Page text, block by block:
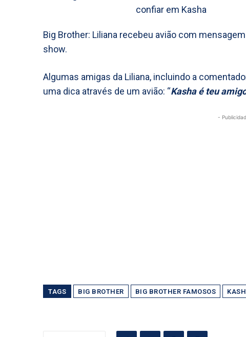
Big Brother: Liliana recebeu avião com
show.
Algumas amigas da Liliana, incluindo a
uma dica através de um avião: “Kasha é teu
-
TAGS BIG BROTHER BIG BROTHER FAMOSOS